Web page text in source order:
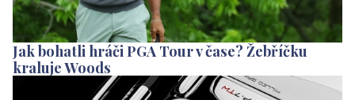
Jak bohatli hráči PGA Tour v čase? Žebříčku
kraluje Woods